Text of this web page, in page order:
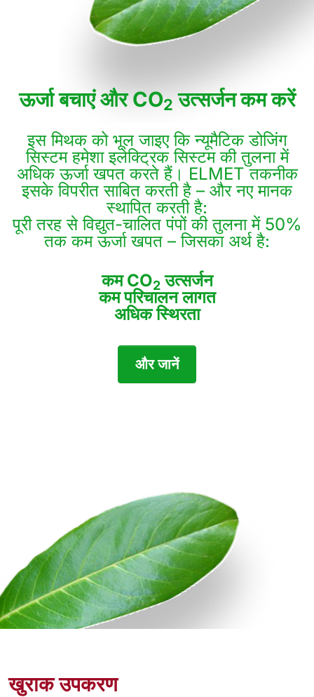
ऊर्जा बचाएं और CO2 उत्सर्जन कम करें
इस मिथक को भूल जाइए कि न्यूमैटिक डोजिंग
सिस्टम हमेशा इलेक्ट्रिक सिस्टम की तुलना में
अधिक ऊर्जा खपत करते हैं। ELMET तकनीक
इसके विपरीत साबित करती है – और नए मानक
स्थापित करती है:
पूरी तरह से विद्युत-चालित पंपों की तुलना में 50%
तक कम ऊर्जा खपत – जिसका अर्थ है:
कम CO2उत्सर्जन
कम परिचालन लागत
अधिक स्थिरता
और जानें
खुराक उपकरण